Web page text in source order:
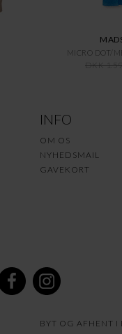
MICRO DOT/
DKK
INFO
OM OS
NYHEDSMAIL
GAVEKORT
BYT OG AFHENT I